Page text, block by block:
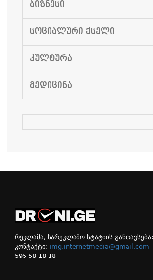
ᲑᲘᲖᲜᲔᲡᲘ
ᲡᲝᲪᲘᲐᲚᲣᲠᲘ ᲥᲡᲔᲚᲘ
ᲙᲣᲚᲢᲣᲠᲐ
ᲛᲔᲓᲘᲪᲘᲜᲐ
რეკლამა, სარეკლამო სტატიის განთავსება:
კონტაქტი: img.internetmedia@gmail.com
595 58 18 18